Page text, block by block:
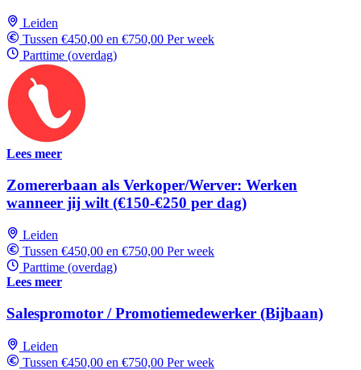
Leiden
Tussen €450,00 en €750,00 Per week
Parttime (overdag)
Lees meer
Zomererbaan als Verkoper/Werver: Werken
wanneer jij wilt (€150-€250 per dag)
Leiden
Tussen €450,00 en €750,00 Per week
Parttime (overdag)
Lees meer
Salespromotor / Promotiemedewerker (Bijbaan)
Leiden
Tussen €450,00 en €750,00 Per week